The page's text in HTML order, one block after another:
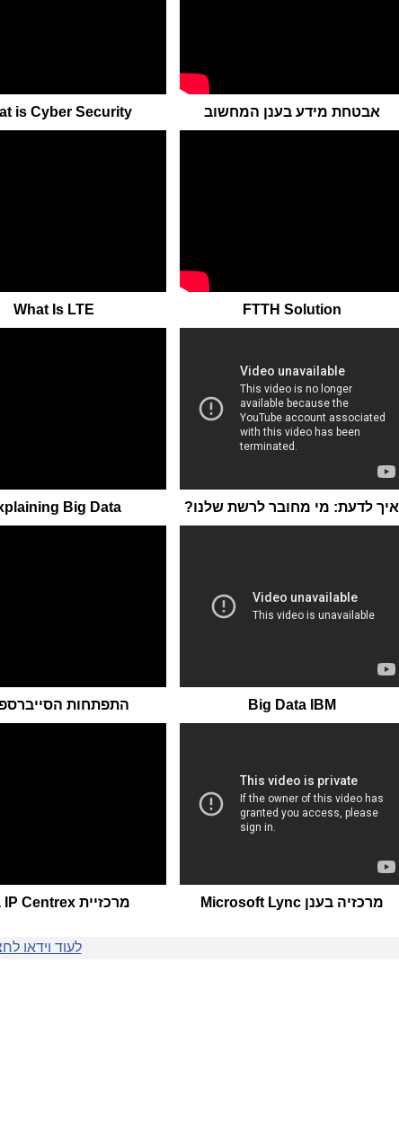
אבטחת מידע בענן המחשוב is Cyber Security
FTTH Solution
What Is LTE
איך לדעת: מי מחובר לרשת שלנו? Big Data
Big Data IBM התפתחות
מרכזיה בענן Microsoft Lync מרכזיית IP Centrex בזק
לעוד וידאו